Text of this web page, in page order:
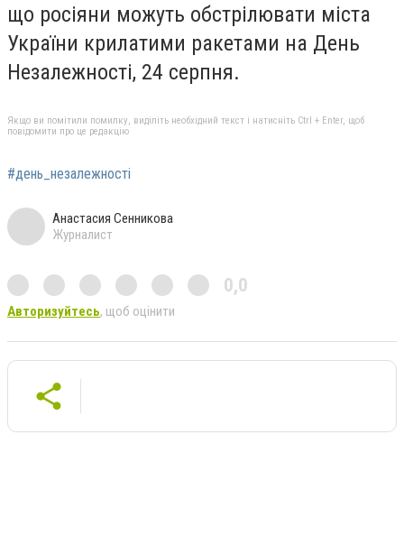
що росіяни можуть обстрілювати міста
України крилатими ракетами на День
Незалежності, 24 серпня.
Якщо ви помітили помилку, виділіть необхідний текст і натисніть Ctrl + Enter, щоб
повідомити про це редакцію
#день_незалежності
Анастасия Сенникова
Журналист
0,0
Авторизуйтесь, щоб оцінити